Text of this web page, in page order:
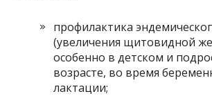
профилактика
(увеличения щитовидной
особенно в детском и
возрасте, во время
лактации;